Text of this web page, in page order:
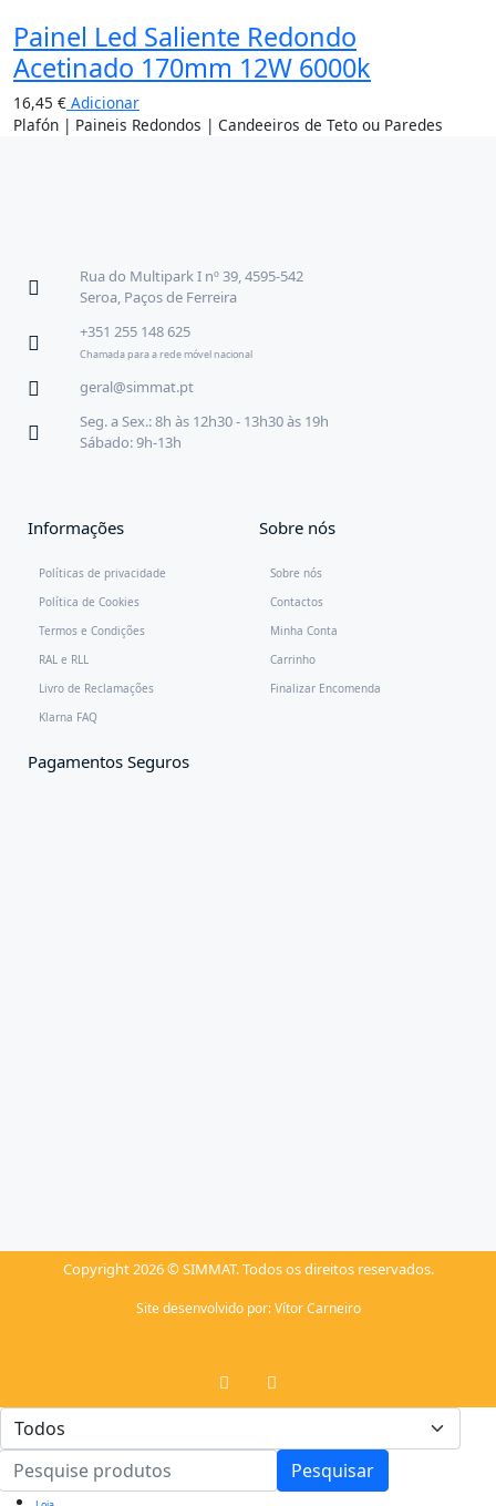
Painel Led Saliente Redondo
Acetinado 170mm 12W 6000k
16,45 € Adicionar
Plafón | Paineis Redondos | Candeeiros de Teto ou Paredes
Rua do Multipark I nº 39, 4595-542
Seroa, Paços de Ferreira
+351 255 148 625
Chamada para a rede móvel nacional
geral@simmat.pt
Seg. a Sex.: 8h às 12h30 - 13h30 às 19h
Sábado: 9h-13h
Informações
Políticas de privacidade
Política de Cookies
Termos e Condições
RAL e RLL
Livro de Reclamações
Klarna FAQ
Sobre nós
Sobre nós
Contactos
Minha Conta
Carrinho
Finalizar Encomenda
Pagamentos Seguros
Copyright 2026 © SIMMAT. Todos os direitos reservados.
Site desenvolvido por: Vítor Carneiro
Pesquisar